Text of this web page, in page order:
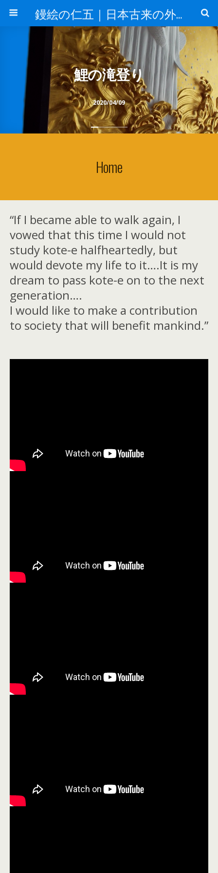
鏝絵の仁五｜日本古来の外壁 漆喰デザイン
2020/04/09
鯉の滝登り
Home
“If I became able to walk again, I
vowed that this time I would not
study kote-e halfheartedly, but
would devote my life to it….It is my
dream to pass kote-e on to the next
generation….
I would like to make a contribution
to society that will benefit mankind.”